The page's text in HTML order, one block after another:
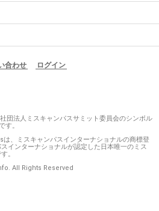
合わせ ログイン
団法人ミスキャンパスサミット委員会のシンボル
す。
、ミスキャンパスインターナショナルの商標登
インターナショナルが認定した日本唯一のミス
。
All Rights Reserved